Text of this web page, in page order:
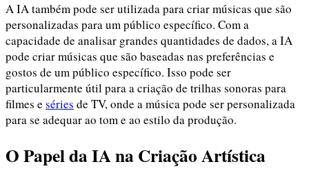
A IA também pode ser utilizada para criar músicas que são
personalizadas para um público específico. Com a
capacidade de analisar grandes quantidades de dados, a IA
pode criar músicas que são baseadas nas preferências e
gostos de um público específico. Isso pode ser
particularmente útil para a criação de trilhas sonoras para
filmes e séries de TV, onde a música pode ser personalizada
para se adequar ao tom e ao estilo da produção.
O Papel da IA na Criação Artística